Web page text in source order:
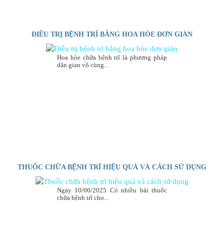
ĐIỀU TRỊ BỆNH TRĨ BẰNG HOA HÒE ĐƠN GIẢN
Hoa hòe chữa bệnh trĩ là phương pháp
dân gian vô cùng...
THUỐC CHỮA BỆNH TRĨ HIỆU QUẢ VÀ CÁCH SỬ DỤNG
Ngày 10/06/2025 Có nhiều bài thuốc
chữa bệnh trĩ cho...